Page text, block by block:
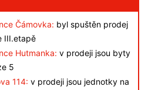
Čámovka: byl spuštěn prodej
III.etapě
Hutmanka: v prodeji jsou byty
5
114: v prodeji jsou jednotky na